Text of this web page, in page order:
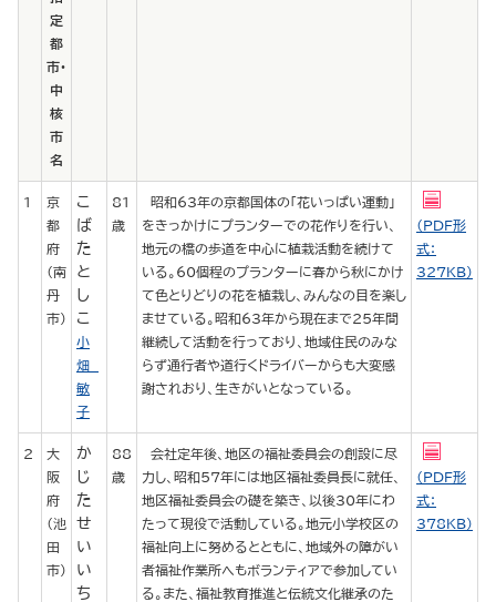
定
都
市・
中
核
市
名
1
京
都
府
（南
丹
市）
こ
ば
た
と
し
こ
小
畑
敏
子
81
歳
昭和63年の京都国体の「花いっぱい運動」
をきっかけにプランターでの花作りを行い、
地元の橋の歩道を中心に植栽活動を続けて
いる。60個程のプランターに春から秋にかけ
て色とりどりの花を植栽し、みんなの目を楽し
ませている。昭和63年から現在まで25年間
継続して活動を行っており、地域住民のみな
らず通行者や道行くドライバーからも大変感
謝されおり、生きがいとなっている。
（PDF形
式：
327KB）
2
大
阪
府
（池
田
市）
か
じ
た
せ
い
い
ち
88
歳
会社定年後、地区の福祉委員会の創設に尽
力し、昭和57年には地区福祉委員長に就任、
地区福祉委員会の礎を築き、以後30年にわ
たって現役で活動している。地元小学校区の
福祉向上に努めるとともに、地域外の障がい
者福祉作業所へもボランティアで参加してい
る。また、福祉教育推進と伝統文化継承のた
（PDF形
式：
378KB）